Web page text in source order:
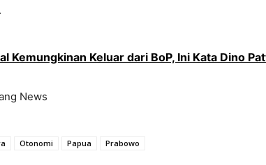
Kemungkinan Keluar dari BoP, Ini Kata Dino
News
Otonomi Papua Prabowo